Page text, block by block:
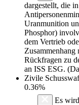
dargestellt, die
Uranmunition
Phosphor)
dem Vertrieb
Rückfragen zu
an ISS ESG.
Zivile
0.36%
Es